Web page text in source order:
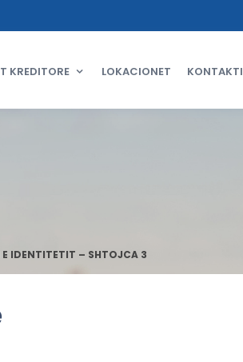
KREDITORE LOKACIONET KONTAKTI
E IDENTITETIT – SHTOJCA 3